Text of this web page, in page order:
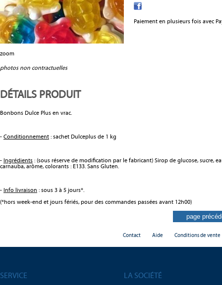
zoom
photos non contractuelles
Paiement en plusieurs fois avec
DÉTAILS PRODUIT
Bonbons Dulce Plus en vrac.
- Conditionnement : sachet Dulceplus de 1 kg
- Ingrédients : (sous réserve de modification par le fabricant) Sirop de glucose, sucre,
carnauba, arôme, colorants : E133. Sans Gluten.
- Info livraison : sous 3 à 5 jours*.
(*hors week-end et jours fériés, pour des commandes passées avant 12h00)
Contact Aide Conditions de vente
SERVICE LA SOCIÉTÉ